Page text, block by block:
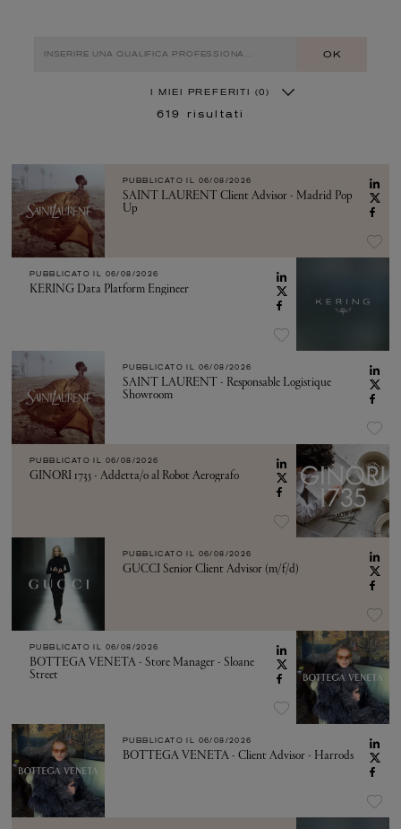
OK
I MIEI PREFERITI (0)
619 risultati
PUBBLICATO IL 06/08/2026
SAINT LAURENT Client Advisor - Madrid Pop
Up
PUBBLICATO IL 06/08/2026
KERING Data Platform Engineer
PUBBLICATO IL 06/08/2026
SAINT LAURENT - Responsable Logistique
Showroom
PUBBLICATO IL 06/08/2026
GINORI 1735 - Addetta/o al Robot Aerografo
PUBBLICATO IL 06/08/2026
GUCCI Senior Client Advisor (m/f/d)
PUBBLICATO IL 06/08/2026
BOTTEGA VENETA - Store Manager - Sloane
Street
PUBBLICATO IL 06/08/2026
BOTTEGA VENETA - Client Advisor - Harrods